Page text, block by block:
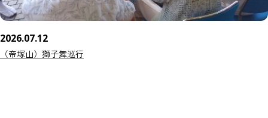
2026.07.12
（帝塚山）獅子舞巡行